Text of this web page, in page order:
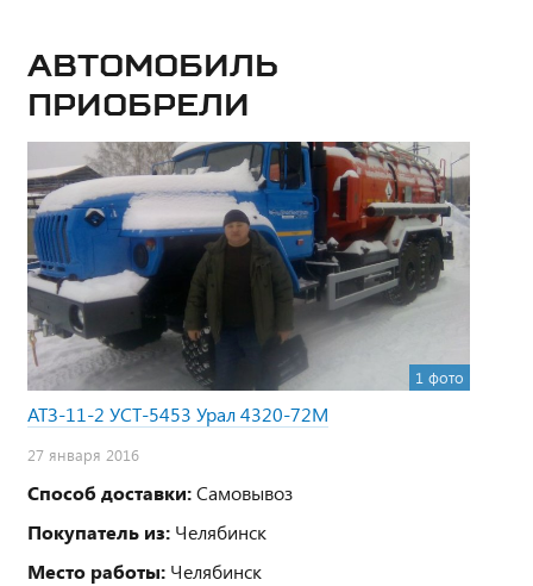
Автомобиль
приобрели
1 фото
АТЗ-11-2 УСТ-5453 Урал 4320-72М
27 января 2016
Способ доставки:Самовывоз
Покупатель из: Челябинск
Место работы: Челябинск